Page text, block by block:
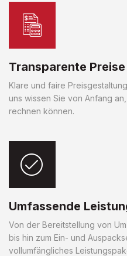
Transparente Preise
Klare und faire
uns wissen Sie von Anfang
rechnen können.
Umfassende
Von der Bereitstellung von
bis hin zum Ein- und
vollumfängliches